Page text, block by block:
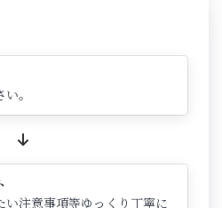
。
い注意事項等ゆっくり丁寧に